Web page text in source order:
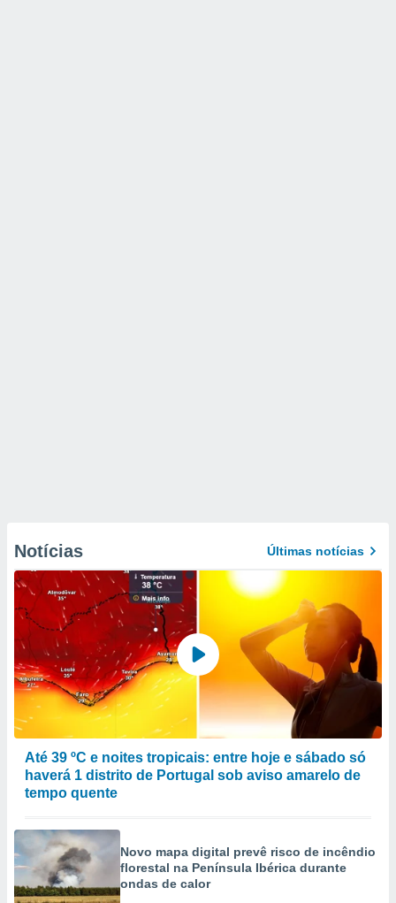
Notícias Últimas notícias
Até 39 ºC e noites tropicais: entre hoje e sábado só
haverá 1 distrito de Portugal sob aviso amarelo de
tempo quente
Novo mapa digital prevê risco de incêndio
florestal na Península Ibérica durante
ondas de calor